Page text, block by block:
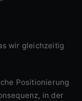
in der